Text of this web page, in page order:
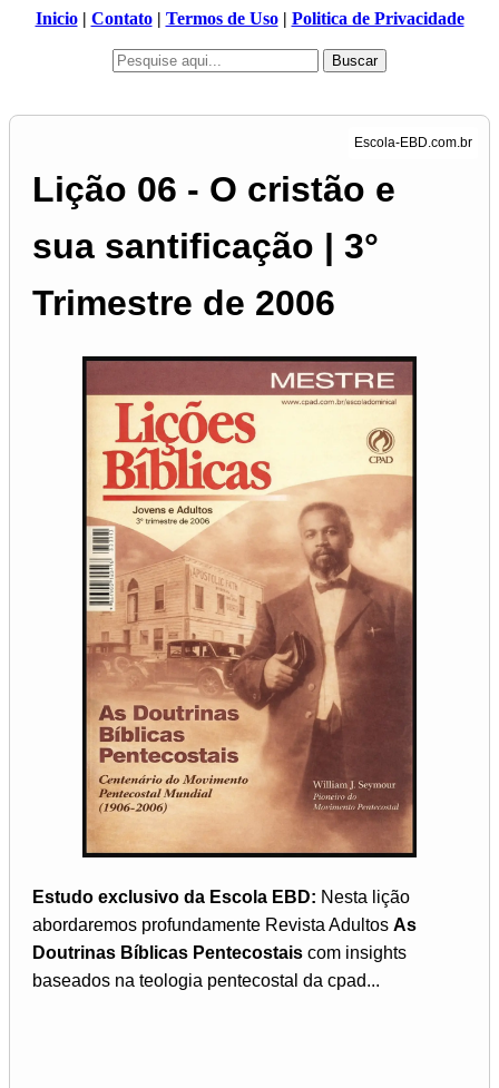
Inicio| Contato| Termos de Uso| Politica de Privacidade
Buscar
Lição 06 - O cristão e
sua santificação | 3°
Trimestre de 2006
Estudo exclusivo da Escola EBD: Nesta lição
abordaremos profundamente Revista Adultos As
Doutrinas Bíblicas Pentecostais com insights
baseados na teologia pentecostal da cpad...